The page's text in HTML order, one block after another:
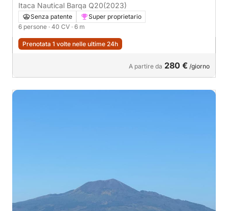
Itaca Nautical Barqa Q20(2023)
Senza patente
Super proprietario
6 persone · 40 CV · 6 m
Prenotata 1 volte nelle ultime 24h
A partire da 280 € /giorno